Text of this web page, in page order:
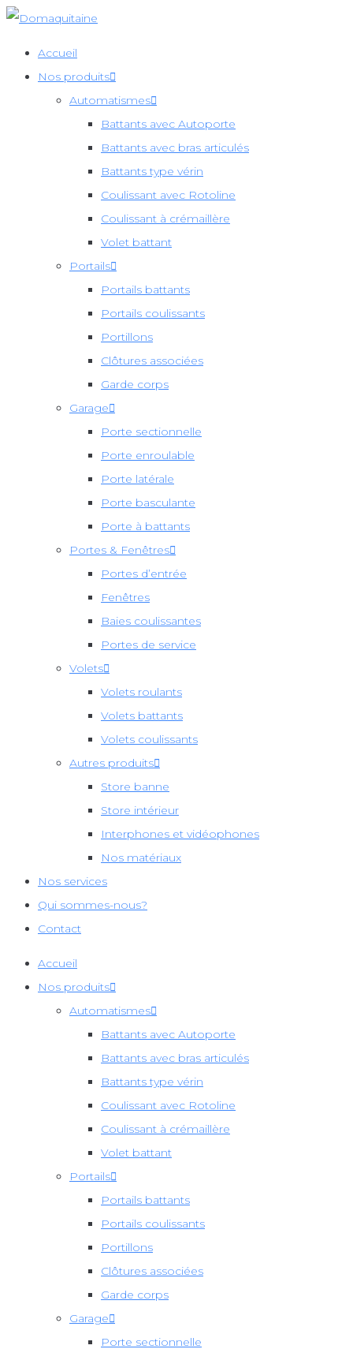
Skip
Accueil
Nos produits
Automatismes
Battants avec Autoporte
Battants avec bras articulés
Battants type vérin
Coulissant avec Rotoline
Coulissant à crémaillère
Volet battant
Portails
Portails battants
Portails coulissants
Portillons
Clôtures associées
Garde corps
Garage
Porte sectionnelle
Porte enroulable
Porte latérale
Porte basculante
Porte à battants
Portes & Fenêtres
Portes d’entrée
Fenêtres
Baies coulissantes
Portes de service
Volets
Volets roulants
Volets battants
Volets coulissants
Autres produits
Store banne
Store intérieur
Interphones et vidéophones
Nos matériaux
Nos services
Qui sommes-nous?
Contact
Accueil
Nos produits
Automatismes
Battants avec Autoporte
Battants avec bras articulés
Battants type vérin
Coulissant avec Rotoline
Coulissant à crémaillère
Volet battant
Portails
Portails battants
Portails coulissants
Portillons
Clôtures associées
Garde corps
Garage
Porte sectionnelle